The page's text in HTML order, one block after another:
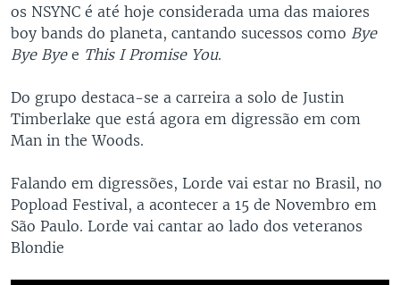
os NSYNC é até hoje considerada uma das maiores
boy bands do planeta, cantando sucessos como Bye
Bye Byee This I Promise You.
Do grupo destaca-se a carreira a solo de Justin
Timberlake que está agora em digressão em com
Man in the Woods.
Falando em digressões, Lorde vai estar no Brasil, no
Popload Festival, a acontecer a 15 de Novembro em
São Paulo. Lorde vai cantar ao lado dos veteranos
Blondie